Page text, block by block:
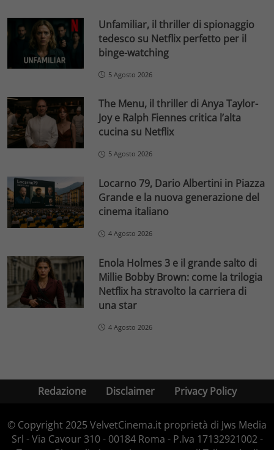
Unfamiliar, il thriller di spionaggio
tedesco su Netflix perfetto per il
binge-watching
5 Agosto 2026
The Menu, il thriller di Anya Taylor-
Joy e Ralph Fiennes critica l’alta
cucina su Netflix
5 Agosto 2026
Locarno 79, Dario Albertini in Piazza
Grande e la nuova generazione del
cinema italiano
4 Agosto 2026
Enola Holmes 3 e il grande salto di
Millie Bobby Brown: come la trilogia
Netflix ha stravolto la carriera di
una star
4 Agosto 2026
Redazione Disclaimer Privacy Policy
© Copyright 2025 VelvetCinema.it proprietà di Jws Media
Srl - Via Cavour 310 - 00184 Roma - P.Iva 17132921002 -